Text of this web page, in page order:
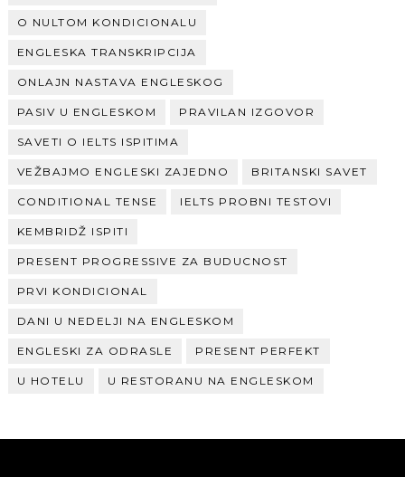
O NULTOM KONDICIONALU
ENGLESKA TRANSKRIPCIJA
ONLAJN NASTAVA ENGLESKOG
PASIV U ENGLESKOM PRAVILAN IZGOVOR
SAVETI O IELTS ISPITIMA
VEŽBAJMO ENGLESKI ZAJEDNO BRITANSKI SAVET
CONDITIONAL TENSE IELTS PROBNI TESTOVI
KEMBRIDŽ ISPITI
PRESENT PROGRESSIVE ZA BUDUCNOST
PRVI KONDICIONAL
DANI U NEDELJI NA ENGLESKOM
ENGLESKI ZA ODRASLE PRESENT PERFEKT
U HOTELU U RESTORANU NA ENGLESKOM